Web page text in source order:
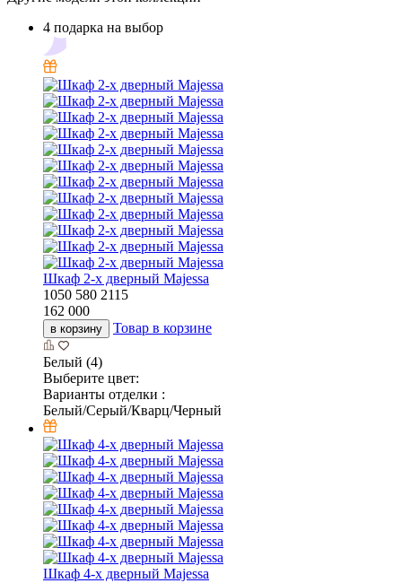
4 подарка на выбор
Шкаф 2-х дверный Majessa
1050 580 2115
162 000
в корзину Товар в корзине
Белый (4)
Выберите цвет:
Варианты отделки :
Белый/Серый/Кварц/Черный
Шкаф 4-х дверный Majessa